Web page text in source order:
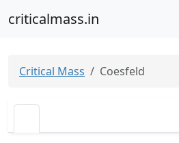
criticalmass.in
Critical Mass Coesfeld